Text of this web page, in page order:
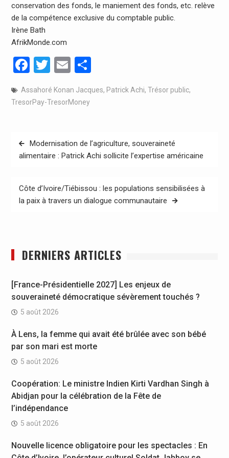
conservation des fonds, le maniement des fonds, etc. relève
de la compétence exclusive du comptable public.
Irène Bath
AfrikMonde.com
Facebook
Twitter
EmailPartager
Assahoré Konan Jacques, Patrick Achi, Trésor public,
TresorPay-TresorMoney
Navigation
de
Modernisation de l’agriculture, souveraineté
alimentaire : Patrick Achi sollicite l’expertise américaine
Côte d’Ivoire/Tiébissou : les populations sensibilisées à
la paix à travers un dialogue communautaire
DERNIERS ARTICLES
[France-Présidentielle 2027] Les enjeux de
souveraineté démocratique sévèrement touchés ?
5 août 2026
À Lens, la femme qui avait été brûlée avec son bébé
par son mari est morte
5 août 2026
Coopération: Le ministre Indien Kirti Vardhan Singh à
Abidjan pour la célébration de la Fête de
l’indépendance
5 août 2026
Nouvelle licence obligatoire pour les spectacles : En